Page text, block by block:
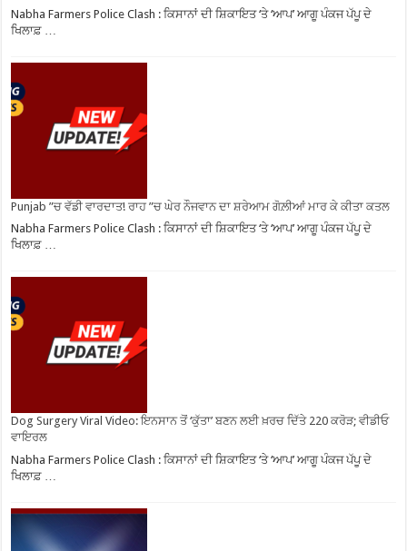
Nabha Farmers Police Clash : ਕਿਸਾਨਾਂ ਦੀ ਸ਼ਿਕਾਇਤ ‘ਤੇ ‘ਆਪ’ ਆਗੂ ਪੰਕਜ ਪੱਪੂ ਦੇ
ਖਿਲਾਫ਼ …
Punjab ”ਚ ਵੱਡੀ ਵਾਰਦਾਤ! ਰਾਹ ”ਚ ਘੇਰ ਨੌਜਵਾਨ ਦਾ ਸ਼ਰੇਆਮ ਗੋਲ਼ੀਆਂ ਮਾਰ ਕੇ ਕੀਤਾ ਕਤਲ
Nabha Farmers Police Clash : ਕਿਸਾਨਾਂ ਦੀ ਸ਼ਿਕਾਇਤ ‘ਤੇ ‘ਆਪ’ ਆਗੂ ਪੰਕਜ ਪੱਪੂ ਦੇ
ਖਿਲਾਫ਼ …
Dog Surgery Viral Video: ਇਨਸਾਨ ਤੋਂ ‘ਕੁੱਤਾ’ ਬਣਨ ਲਈ ਖ਼ਰਚ ਦਿੱਤੇ 220 ਕਰੋੜ; ਵੀਡੀਓ
ਵਾਇਰਲ
Nabha Farmers Police Clash : ਕਿਸਾਨਾਂ ਦੀ ਸ਼ਿਕਾਇਤ ‘ਤੇ ‘ਆਪ’ ਆਗੂ ਪੰਕਜ ਪੱਪੂ ਦੇ
ਖਿਲਾਫ਼ …